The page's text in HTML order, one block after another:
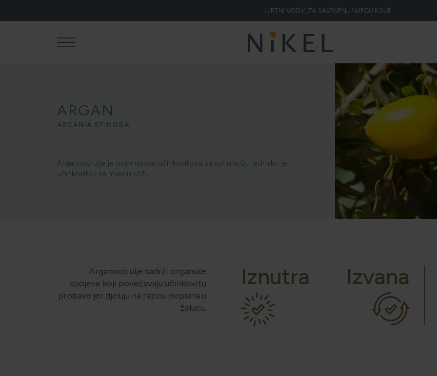
LJETNI VODIČ ZA SAVRŠENU NJEGU KOŽE
Koje su to ljekovitosti smilja i kako smilje djeluje na lice i prve bore
ŽELITE LI BLISTAVU KOŽU PODARITE JOJ SMILJE
5 ZNAKOVA DA JE KOŽA DEHIDRIRANA (I KAKO JOJ VRATITI SVJEŽINU)
HOLISTIČKA NJEGA KOŽE
ZLATNI ELIKSIR MEDITERANA: ZAŠTO NAŠA KOŽA OBOŽAVA SMILJE?
MORE, SUNCE I KLIMA: KAKO OBNOVITI KOŽU NAKON DANA NA PLAŽI?
NJEGA TIJELA NAKON SUNČANJA: ZAŠTO NE BISMO TREBALI ZABORAVITI KOŽU
ŠTO JE CELULIT? KAKO SE RIJEŠITI CELULITA?
ARGAN
ARGANIA SPINOSA
Arganovo ulje je osim visoke učinkovitosti za suhu kožu jednako je
učinkovito i za masnu kožu
Arganovo ulje sadrži organske
spojeve koji povećavaju učinkovitu
probave jer djeluju na razinu pepsina u
želucu.
Iznutra Izvana